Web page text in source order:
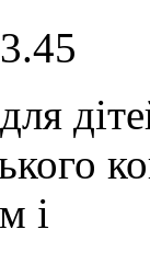
для
і